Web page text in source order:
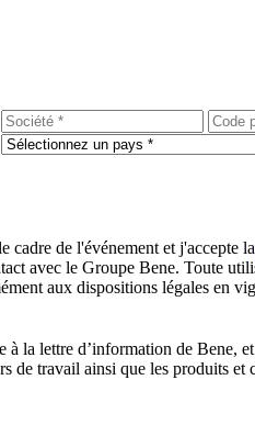
cadre de l'événement et j'accepte la
avec le Groupe Bene. Toute
aux dispositions légales en
à la lettre d’information de Bene,
de travail ainsi que les produits